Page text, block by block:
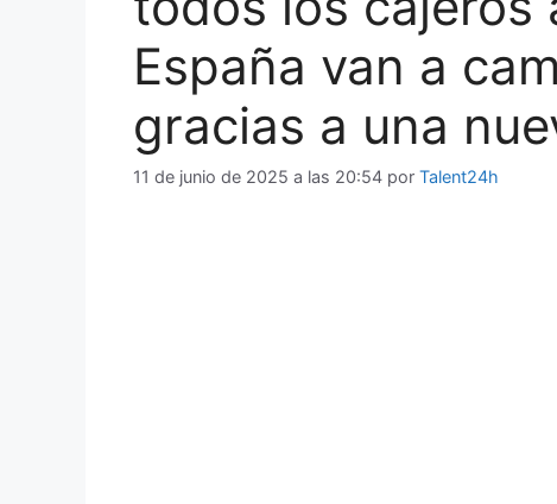
España van a
gracias a una
11 de junio de 2025 a las 20:54 por Talent24h